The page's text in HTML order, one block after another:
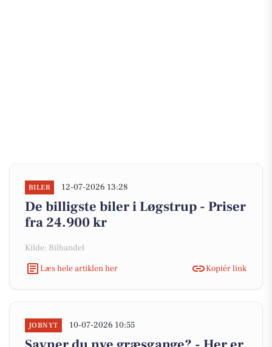
BILER 12-07-2026 13:28
De billigste biler i Løgstrup - Priser
fra 24.900 kr
Kilde: Bilhandel
Læs hele artiklen her
Kopiér link
JOBNYT 10-07-2026 10:55